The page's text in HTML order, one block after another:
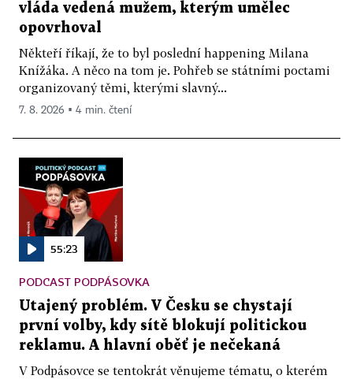
vláda vedená mužem, kterým umělec
opovrhoval
Někteří říkají, že to byl poslední happening Milana
Knížáka. A něco na tom je. Pohřeb se státními poctami
organizovaný těmi, kterými slavný...
7. 8. 2026 ▪ 4 min. čtení
55:23
PODCAST PODPÁSOVKA
Utajený problém. V Česku se chystají
první volby, kdy sítě blokují politickou
reklamu. A hlavní oběť je nečekaná
V Podpásovce se tentokrát věnujeme tématu, o kterém